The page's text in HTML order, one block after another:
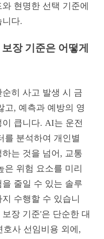
현명한 선택 기준에
니다.
장 기준은 어떻게
히 사고 발생 시 금
고, 예측과 예방의 영
큽니다. AI는 운전
를 분석하여 개인별
는 것을 넘어, 교통
은 위험 요소를 미리
줄일 수 있는 솔루
수행할 수 있습니
장 기준'은 단순한 대
호사 선임비용 외에,